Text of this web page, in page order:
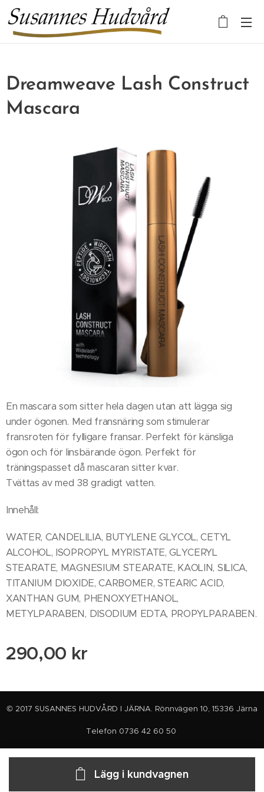
Dreamweave Lash Construct
Mascara
En mascara som sitter hela dagen utan att lägga sig
under ögonen. Med fransnäring som stimulerar
fransroten för fylligare fransar. Perfekt för känsliga
ögon och för linsbärande ögon. Perfekt för
träningspasset då mascaran sitter kvar.
Tvättas av med 38 gradigt vatten.
Innehåll:
WATER, CANDELILIA, BUTYLENE GLYCOL, CETYL
ALCOHOL, ISOPROPYL MYRISTATE, GLYCERYL
STEARATE, MAGNESIUM STEARATE, KAOLIN, SILICA,
TITANIUM DIOXIDE, CARBOMER, STEARIC ACID,
XANTHAN GUM, PHENOXYETHANOL,
METYLPARABEN, DISODIUM EDTA, PROPYLPARABEN.
290,00 kr
Lägg i kundvagnen
© 2017 SUSANNES HUDVÅRD I JÄRNA. Rönnvägen 10, 15336 Järna
Telefon 0736 42 60 50